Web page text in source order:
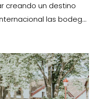
creando un destino
las bodeg...